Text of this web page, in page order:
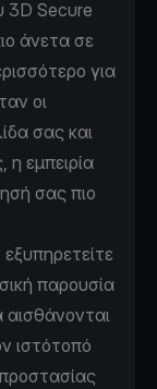
3D Secure
άνετα σε
για
οι
σας και
η εμπειρία
σας πιο
παρουσία
ιστότοπό